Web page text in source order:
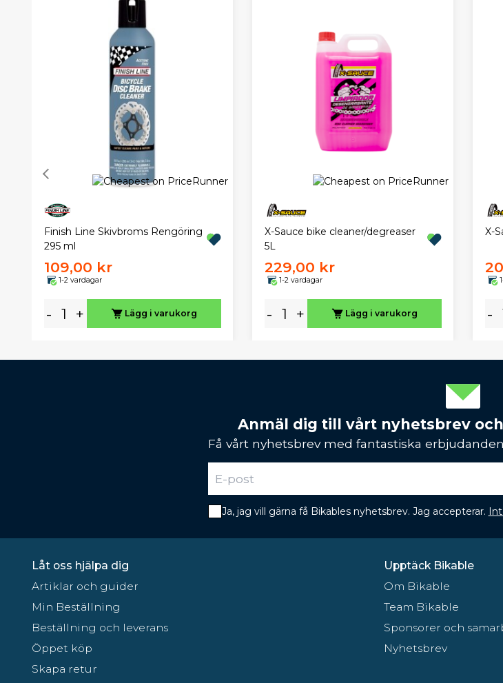
Finish Line Skivbroms Rengöring
295 ml
109,00 kr
1-2 vardagar
- + Lägg i varukorg
X-Sauce bike cleaner/degreaser
5L
229,00 kr
1-2 vardagar
- + Lägg i varukorg
X-
-
Anmäl dig till vårt nyhetsbrev
Få vårt nyhetsbrev med fantastiska
Ja, jag vill gärna få Bikables nyhetsbrev. Jag accepterar.
Låt oss hjälpa dig
Artiklar och guider
Min Beställning
Beställning och leverans
Öppet köp
Skapa retur
Upptäck Bikable
Om Bikable
Team Bikable
Sponsorer och
Nyhetsbrev